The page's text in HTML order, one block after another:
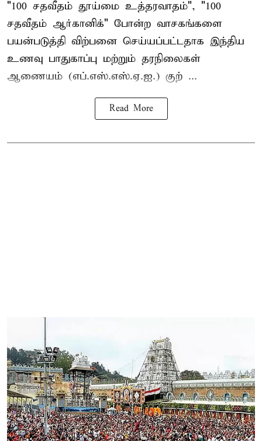
"100 சதவீதம் தூய்மை உத்தரவாதம்", "100
சதவீதம் ஆர்கானிக்" போன்ற வாசகங்களை
பயன்படுத்தி விற்பனை செய்யப்பட்டதாக இந்திய
உணவு பாதுகாப்பு மற்றும் தரநிலைகள்
ஆணையம் (எப்.எஸ்.எஸ்.ஏ.ஐ.) குற் ...
Read More